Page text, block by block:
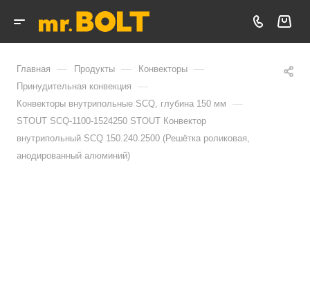
Главная — Продукты — Конвекторы —
Принудительная конвекция —
Конвекторы внутрипольные SCQ, глубина 150 мм —
STOUT SCQ-1100-1524250 STOUT Конвектор
внутрипольный SCQ 150.240.2500 (Решётка роликовая,
анодированный алюминий)